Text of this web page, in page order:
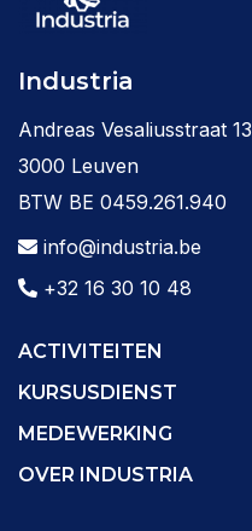
Industria
Andreas Vesaliusstraat 13
3000 Leuven
BTW BE 0459.261.940
info@industria.be
+32 16 30 10 48
ACTIVITEITEN
KURSUSDIENST
MEDEWERKING
OVER INDUSTRIA